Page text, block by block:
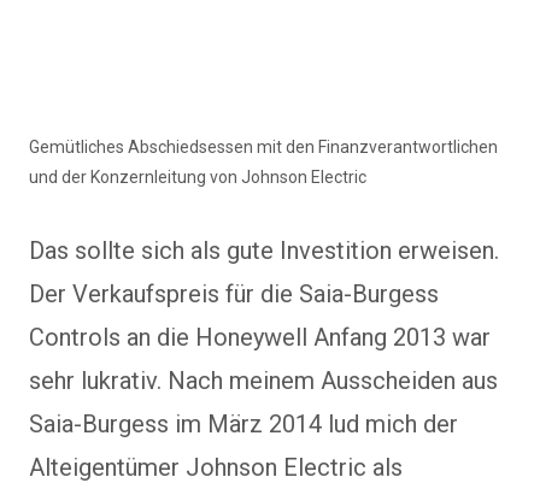
Gemütliches Abschiedsessen mit den Finanzverantwortlichen
und der Konzernleitung von Johnson Electric
Das sollte sich als gute Investition erweisen.
Der Verkaufspreis für die Saia-Burgess
Controls an die Honeywell Anfang 2013 war
sehr lukrativ. Nach meinem Ausscheiden aus
Saia-Burgess im März 2014 lud mich der
Alteigentümer Johnson Electric als